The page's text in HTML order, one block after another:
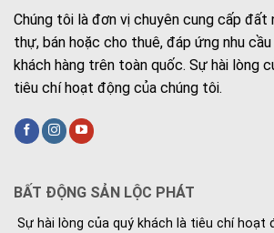
Chúng tôi là đơn vị chuyên cung cấp đất
thự, bán hoặc cho thuê, đáp ứng nhu
khách hàng trên toàn quốc. Sự hài lòng
tiêu chí hoạt động của chúng tôi.
BẤT ĐỘNG SẢN LỘC PHÁT
Sự hài lòng của quý khách là tiêu chí hoạt